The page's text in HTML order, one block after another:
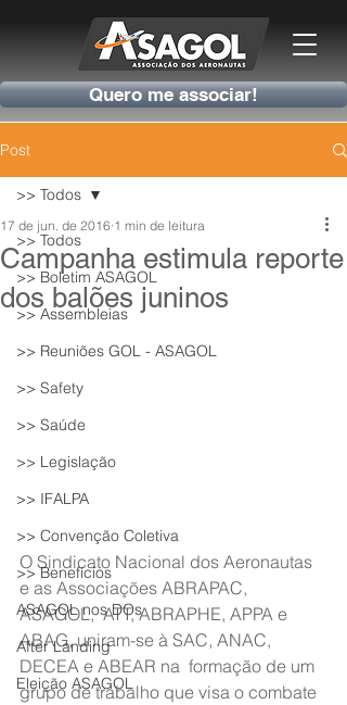
Quero me associar!
Post
>> Todos
>> Boletim ASAGOL
>> Assembleias
>> Reuniões GOL - ASAGOL
>> Safety
>> Saúde
>> Legislação
>> IFALPA
>> Convenção Coletiva
>> Benefícios
ASAGOL nos DOs
After Landing
Eleição ASAGOL
>> Todos
Campanha estimula reporte
dos balões juninos
17 de jun. de 2016 1 min de leitura
O Sindicato Nacional dos Aeronautas
e as Associações ABRAPAC,
ASAGOL,  ATT, ABRAPHE, APPA e
ABAG, uniram-se à SAC, ANAC,
DECEA e ABEAR na  formação de um
grupo de trabalho que visa o combate